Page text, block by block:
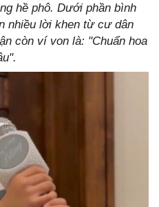
hề phô. Dưới phần bình
nhiều lời khen từ cư dân
còn ví von là: "Chuẩn hoa